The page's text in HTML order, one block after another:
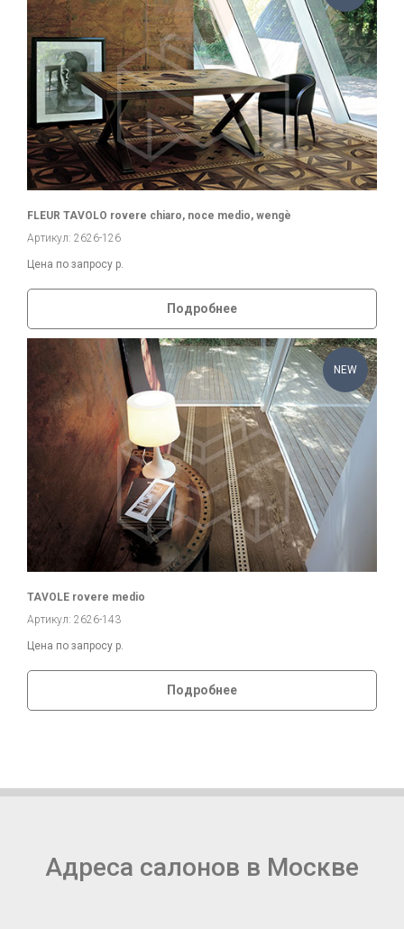
FLEUR TAVOLO rovere chiaro, noce medio, wengè
Артикул: 2626-126
Цена по запросу р.
Подробнее
NEW
TAVOLE rovere medio
Артикул: 2626-143
Цена по запросу р.
Подробнее
Адреса салонов в Москве